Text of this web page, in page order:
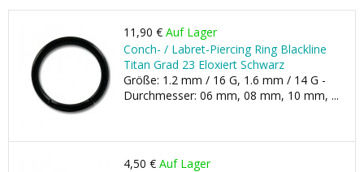
11,90 € Auf Lager
Conch- / Labret-Piercing Ring Blackline
Titan Grad 23 Eloxiert Schwarz
Größe: 1.2 mm / 16 G, 1.6 mm / 14 G -
Durchmesser: 06 mm, 08 mm, 10 mm, ...
4,50 € Auf Lager